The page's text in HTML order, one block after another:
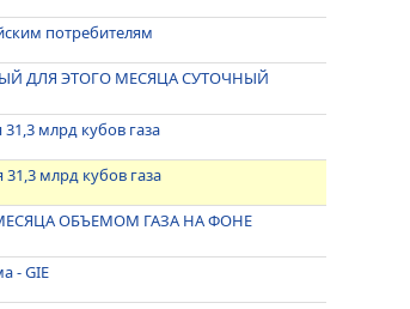
потребителям
ДЛЯ ЭТОГО МЕСЯЦА СУТОЧНЫЙ
млрд кубов газа
млрд кубов газа
ОБЪЕМОМ ГАЗА НА ФОНЕ
- GIE